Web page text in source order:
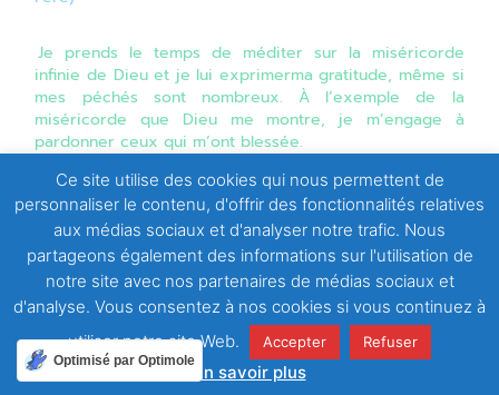
Je prends le temps de méditer sur la miséricorde
infinie de Dieu et je lui exprimerma gratitude, même si
mes péchés sont nombreux. À l’exemple de la
miséricorde que Dieu me montre, je m’engage à
pardonner ceux qui m’ont blessée.
Facebook Twitter
Email
WhatsApp
Ce site utilise des cookies qui nous permettent de
personnaliser le contenu, d'offrir des fonctionnalités relatives
aux médias sociaux et d'analyser notre trafic. Nous
partageons également des informations sur l'utilisation de
notre site avec nos partenaires de médias sociaux et
d'analyse. Vous consentez à nos cookies si vous continuez à
utiliser notre site Web.
Accepter Refuser
En savoir plus
Optimisé par Optimole